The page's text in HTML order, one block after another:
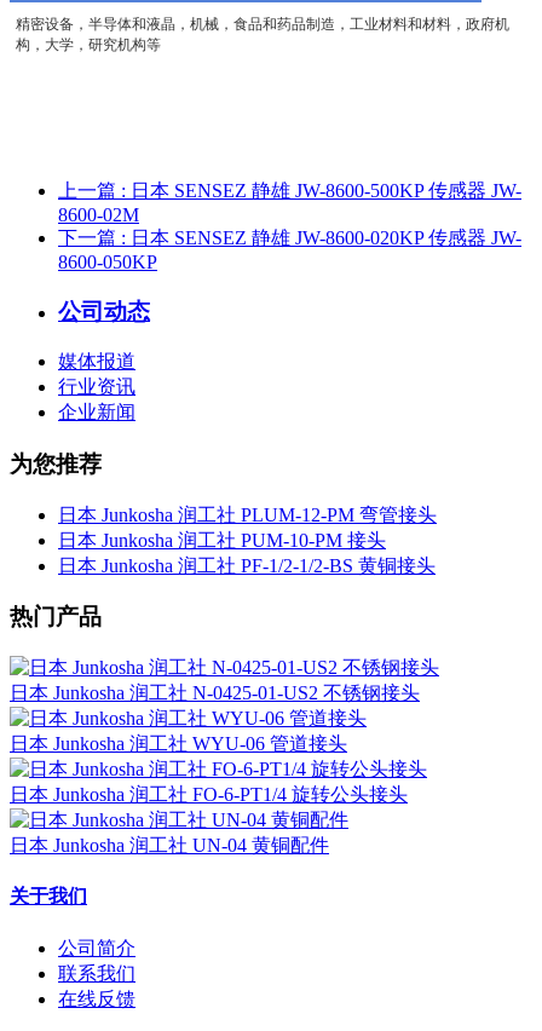
精密设备，半导体和液晶，机械，食品和药品制造，工业材料和材料，政府机
构，大学，研究机构等
上一篇 : 日本 SENSEZ 静雄 JW-8600-500KP 传感器 JW-
8600-02M
下一篇 : 日本 SENSEZ 静雄 JW-8600-020KP 传感器 JW-
8600-050KP
公司动态
媒体报道
行业资讯
企业新闻
为您推荐
日本 Junkosha 润工社 PLUM-12-PM 弯管接头
日本 Junkosha 润工社 PUM-10-PM 接头
日本 Junkosha 润工社 PF-1/2-1/2-BS 黄铜接头
热门产品
日本 Junkosha 润工社 N-0425-01-US2 不锈钢接头
日本 Junkosha 润工社 WYU-06 管道接头
日本 Junkosha 润工社 FO-6-PT1/4 旋转公头接头
日本 Junkosha 润工社 UN-04 黄铜配件
关于我们
公司简介
联系我们
在线反馈